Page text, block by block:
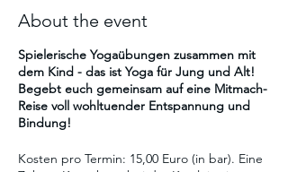
About the event
Spielerische Yogaübungen zusammen mit
dem Kind - das ist Yoga für Jung und Alt!
Begebt euch gemeinsam auf eine Mitmach-
Reise voll wohltuender Entspannung und
Bindung!
Kosten pro Termin: 15,00 Euro (in bar). Eine